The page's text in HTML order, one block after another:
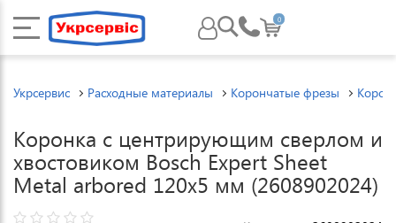
0
Укрсервис Расходные материалы Корончатые фрезы
Коронка с центрирующим сверлом и
хвостовиком Bosch Expert Sheet
Metal arbored 120x5 мм (2608902024)